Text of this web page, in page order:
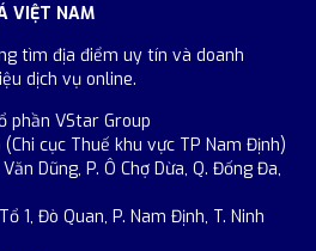
VIỆT NAM
tìm địa điểm uy tín và doanh
dịch vụ online.
phần VStar Group
cục Thuế khu vực TP Nam Định)
Dũng, P. Ô Chợ Dừa, Q. Đống Đa,
1, Đò Quan, P. Nam Định, T. Ninh